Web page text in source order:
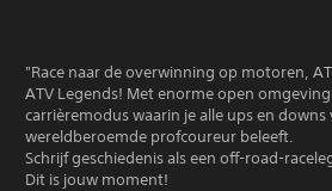
"Race naar de overwinning op motoren,
ATV Legends! Met enorme open
carrièremodus waarin je alle ups en downs
wereldberoemde profcoureur beleeft.
Schrijf geschiedenis als een off-road-
Dit is jouw moment!